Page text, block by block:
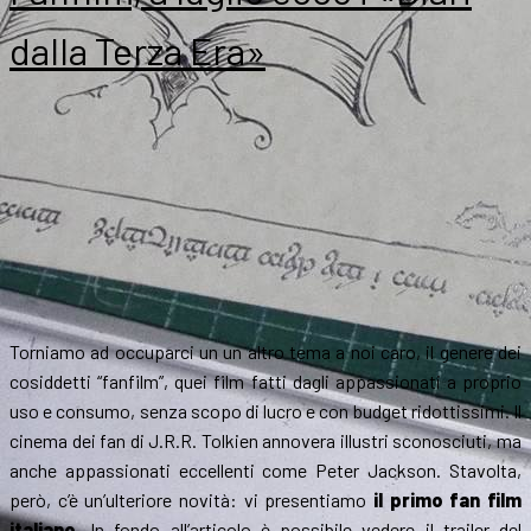
fanfilm
Diari
dalla
dalla Terza Era»
Torniamo ad occuparci un un altro tema a noi caro, il genere dei
cosiddetti “fanfilm”, quei film fatti dagli appassionati a proprio
uso e consumo, senza scopo di lucro e con budget ridottissimi. Il
cinema dei fan di J.R.R. Tolkien annovera illustri sconosciuti, ma
anche appassionati eccellenti come Peter Jackson. Stavolta,
però, c’è un’ulteriore novità: vi presentiamo il primo fan film